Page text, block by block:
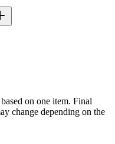
on one item. Final
change depending on the